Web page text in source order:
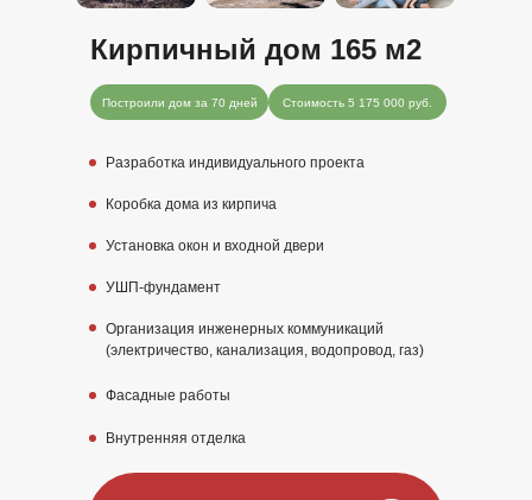
Кирпичный дом 165 м2
Разработка индивидуального проекта
Построили дом за 70 дней
Коробка дома из кирпича
Установка окон и входной двери
УШП-фундамент
Организация инженерных коммуникаций
(электричество, канализация, водопровод, газ)
Фасадные работы
Внутренняя отделка
Стоимость 5 175 000 руб.